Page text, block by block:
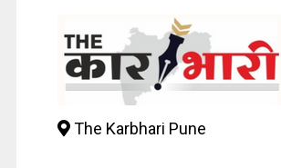
The Karbhari Pune